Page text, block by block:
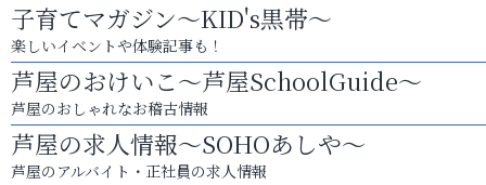
子育てマガジン～KID's黒帯～
楽しいイベントや体験記事も！
芦屋のおけいこ～芦屋SchoolGuide～
芦屋のおしゃれなお稽古情報
芦屋の求人情報～SOHOあしや～
芦屋のアルバイト・正社員の求人情報